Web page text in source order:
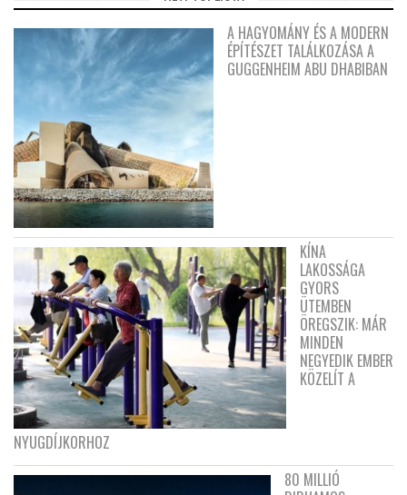
A HAGYOMÁNY ÉS A MODERN
ÉPÍTÉSZET TALÁLKOZÁSA A
GUGGENHEIM ABU DHABIBAN
KÍNA
LAKOSSÁGA
GYORS
ÜTEMBEN
ÖREGSZIK: MÁR
MINDEN
NEGYEDIK EMBER
KÖZELÍT A
NYUGDÍJKORHOZ
80 MILLIÓ